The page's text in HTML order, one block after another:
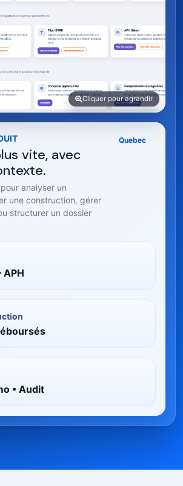
Cliquer pour agrandir
vite, avec
analyser un
une construction, gérer
structurer un dossier
Quebec
APH
• Audit